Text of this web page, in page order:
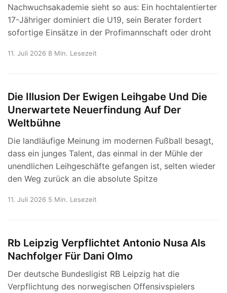
Nachwuchsakademie sieht so aus: Ein hochtalentierter
17-Jähriger dominiert die U19, sein Berater fordert
sofortige Einsätze in der Profimannschaft oder droht
11. Juli 2026 8 Min. Lesezeit
Die Illusion Der Ewigen Leihgabe Und Die
Unerwartete Neuerfindung Auf Der
Weltbühne
Die landläufige Meinung im modernen Fußball besagt,
dass ein junges Talent, das einmal in der Mühle der
unendlichen Leihgeschäfte gefangen ist, selten wieder
den Weg zurück an die absolute Spitze
11. Juli 2026 5 Min. Lesezeit
Rb Leipzig Verpflichtet Antonio Nusa Als
Nachfolger Für Dani Olmo
Der deutsche Bundesligist RB Leipzig hat die
Verpflichtung des norwegischen Offensivspielers